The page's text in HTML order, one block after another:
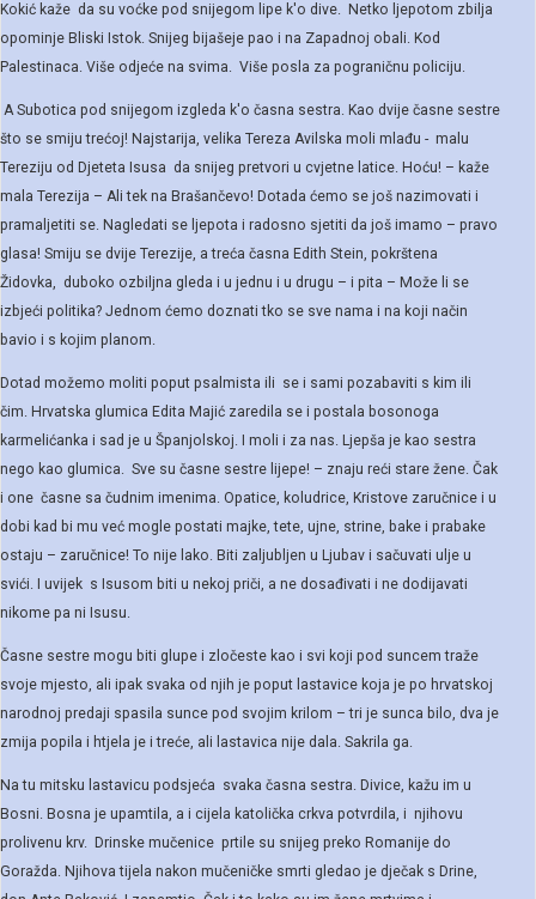
Kokić kaže da su voćke pod snijegom lipe k'o dive. Netko ljepotom zbilja
opominje Bliski Istok. Snijeg bijašeje pao i na Zapadnoj obali. Kod
Palestinaca. Više odjeće na svima. Više posla za pograničnu policiju.
A Subotica pod snijegom izgleda k'o časna sestra. Kao dvije časne sestre
što se smiju trećoj! Najstarija, velika Tereza Avilska moli mlađu - malu
Tereziju od Djeteta Isusa da snijeg pretvori u cvjetne latice. Hoću! – kaže
mala Terezija – Ali tek na Brašančevo! Dotada ćemo se još nazimovati i
pramaljetiti se. Nagledati se ljepota i radosno sjetiti da još imamo – pravo
glasa! Smiju se dvije Terezije, a treća časna Edith Stein, pokrštena
Židovka, duboko ozbiljna gleda i u jednu i u drugu – i pita – Može li se
izbjeći politika? Jednom ćemo doznati tko se sve nama i na koji način
bavio i s kojim planom.
Dotad možemo moliti poput psalmista ili se i sami pozabaviti s kim ili
čim. Hrvatska glumica Edita Majić zaredila se i postala bosonoga
karmelićanka i sad je u Španjolskoj. I moli i za nas. Ljepša je kao sestra
nego kao glumica. Sve su časne sestre lijepe! – znaju reći stare žene. Čak
i one časne sa čudnim imenima. Opatice, koludrice, Kristove zaručnice i u
dobi kad bi mu već mogle postati majke, tete, ujne, strine, bake i prabake
ostaju – zaručnice! To nije lako. Biti zaljubljen u Ljubav i sačuvati ulje u
svići. I uvijek s Isusom biti u nekoj priči, a ne dosađivati i ne dodijavati
nikome pa ni Isusu.
Časne sestre mogu biti glupe i zločeste kao i svi koji pod suncem traže
svoje mjesto, ali ipak svaka od njih je poput lastavice koja je po hrvatskoj
narodnoj predaji spasila sunce pod svojim krilom – tri je sunca bilo, dva je
zmija popila i htjela je i treće, ali lastavica nije dala. Sakrila ga.
Na tu mitsku lastavicu podsjeća svaka časna sestra. Divice, kažu im u
Bosni. Bosna je upamtila, a i cijela katolička crkva potvrdila, i njihovu
prolivenu krv. Drinske mučenice prtile su snijeg preko Romanije do
Goražda. Njihova tijela nakon mučeničke smrti gledao je dječak s Drine,